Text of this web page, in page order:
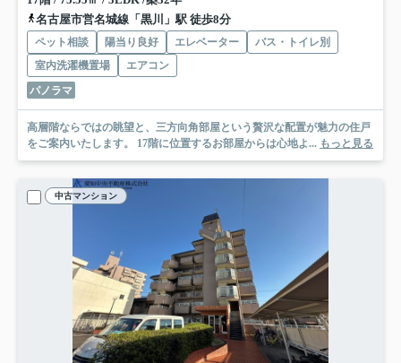
名古屋市営名城線「黒川」駅 徒歩8分
ペット相談 陽当り良好 エレベーター
バス・トイレ別
室内洗濯機置場
エアコン
パノラマ
高層階ならではの眺望と、三方向角部屋という贅沢な配置が魅力の住戸
をご案内いたします。 17階に位置するお部屋からは心地よ... もっと見る
中古マンション